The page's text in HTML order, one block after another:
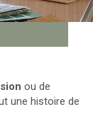
ou de
une histoire de